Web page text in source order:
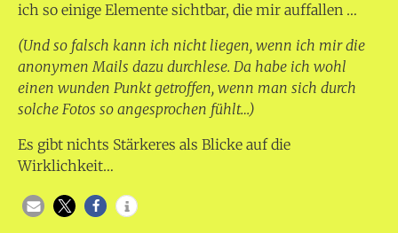
ich so einige Elemente sichtbar, die mir auffallen …
(Und so falsch kann ich nicht liegen, wenn ich mir die
anonymen Mails dazu durchlese. Da habe ich wohl
einen wunden Punkt getroffen, wenn man sich durch
solche Fotos so angesprochen fühlt…)
Es gibt nichts Stärkeres als Blicke auf die
Wirklichkeit…